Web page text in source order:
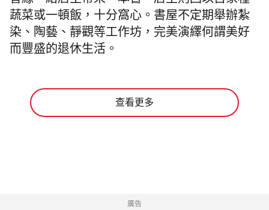
蔬菜或一頓飯，十分窩心。書屋不定期舉辦紮
染、陶藝、靜觀等工作坊，完美演繹何謂美好
而豐盛的退休生活。
查看更多
廣告